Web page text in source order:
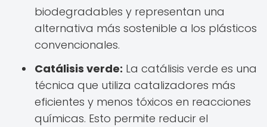
biodegradables y representan una
alternativa más sostenible a los plásticos
convencionales.
Catálisis verde: La catálisis verde es una
técnica que utiliza catalizadores más
eficientes y menos tóxicos en reacciones
químicas. Esto permite reducir el